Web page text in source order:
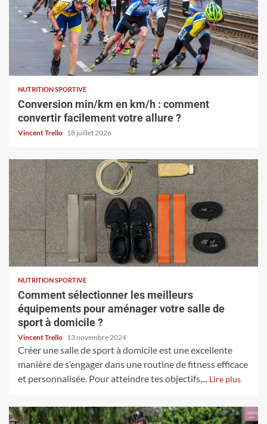
NUTRITION SPORTIVE
Conversion min/km en km/h : comment
convertir facilement votre allure ?
Vincent Trello 18 juillet 2026
NUTRITION SPORTIVE
Comment sélectionner les meilleurs
équipements pour aménager votre salle de
sport à domicile ?
Vincent Trello 13 novembre 2024
Créer une salle de sport à domicile est une excellente
manière de s’engager dans une routine de fitness efficace
et personnalisée. Pour atteindre tes objectifs,... Lire plus